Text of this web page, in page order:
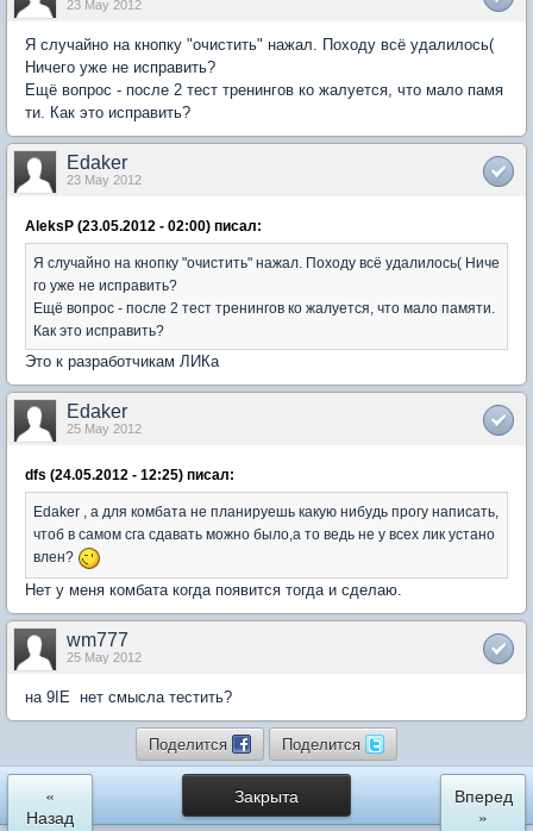
23 May 2012
Я случайно на кнопку "очистить" нажал. Походу всё удалилось(
Ничего уже не исправить?
Ещё вопрос - после 2 тест тренингов ко жалуется, что мало памя
ти. Как это исправить?
Edaker
23 May 2012
AleksP (23.05.2012 - 02:00) писал:
Я случайно на кнопку "очистить" нажал. Походу всё удалилось( Ниче
го уже не исправить?
Ещё вопрос - после 2 тест тренингов ко жалуется, что мало памяти.
Как это исправить?
Это к разработчикам ЛИКа
Edaker
25 May 2012
dfs (24.05.2012 - 12:25) писал:
Edaker , а для комбата не планируешь какую нибудь прогу написать,
чтоб в самом сга сдавать можно было,а то ведь не у всех лик устано
влен?
Нет у меня комбата когда появится тогда и сделаю.
wm777
25 May 2012
на 9IE нет смысла тестить?
Поделится Поделится
Закрыта
«
Назад
Вперед
»